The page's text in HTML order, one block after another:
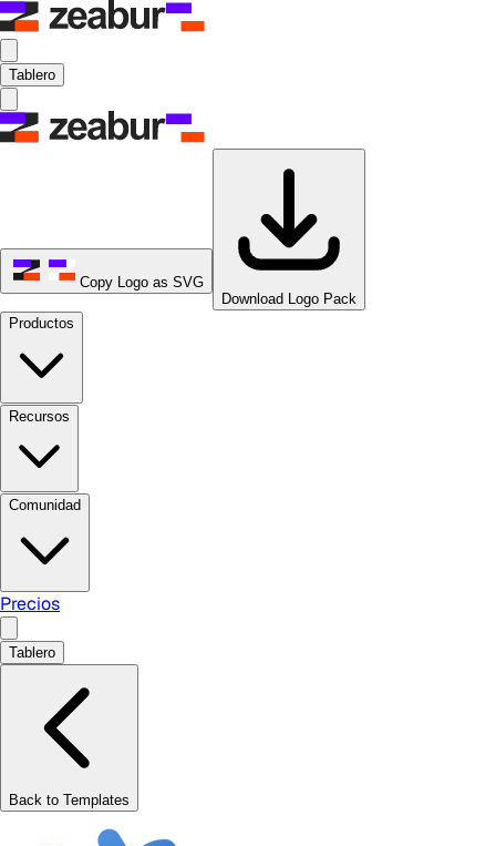
Tablero
Copy Logo as SVG
Download Logo Pack
Productos
Recursos
Comunidad
Precios
Tablero
Back to Templates